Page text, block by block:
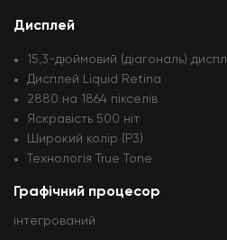
Дисплей
15,3-дюймовий (діагональ)
Дисплей Liquid Retina
2880 на 1864 пікселів
Яскравість 500 ніт
Широкий колір (P3)
Технологія True Tone
Графічний процесор
інтегрований